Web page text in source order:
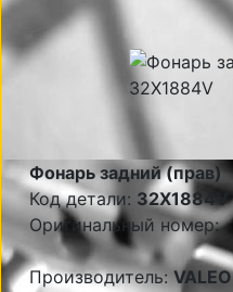
Фонарь задний (прав)
Код детали: 32X1884V
Оригинальный номер:
Производитель: VALEO